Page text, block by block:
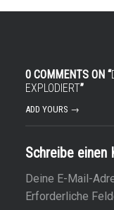
0 COMMENTS ON “
EXPLODIERT”
ADD YOURS →
Schreibe einen
Deine E-Mail-
Erforderliche